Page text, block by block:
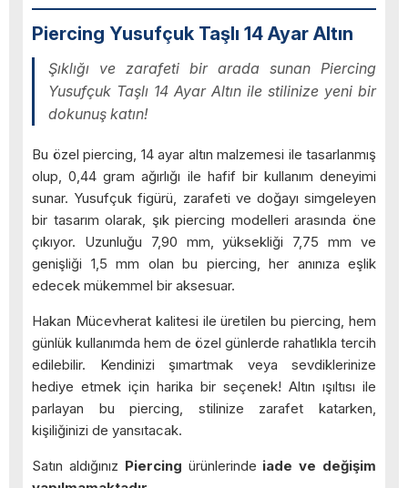
Piercing Yusufçuk Taşlı 14 Ayar Altın
Şıklığı ve zarafeti bir arada sunan Piercing
Yusufçuk Taşlı 14 Ayar Altın ile stilinize yeni bir
dokunuş katın!
Bu özel piercing, 14 ayar altın malzemesi ile tasarlanmış
olup, 0,44 gram ağırlığı ile hafif bir kullanım deneyimi
sunar. Yusufçuk figürü, zarafeti ve doğayı simgeleyen
bir tasarım olarak, şık piercing modelleri arasında öne
çıkıyor. Uzunluğu 7,90 mm, yüksekliği 7,75 mm ve
genişliği 1,5 mm olan bu piercing, her anınıza eşlik
edecek mükemmel bir aksesuar.
Hakan Mücevherat kalitesi ile üretilen bu piercing, hem
günlük kullanımda hem de özel günlerde rahatlıkla tercih
edilebilir. Kendinizi şımartmak veya sevdiklerinize
hediye etmek için harika bir seçenek! Altın ışıltısı ile
parlayan bu piercing, stilinize zarafet katarken,
kişiliğinizi de yansıtacak.
Satın aldığınız Piercing ürünlerinde iade ve değişim